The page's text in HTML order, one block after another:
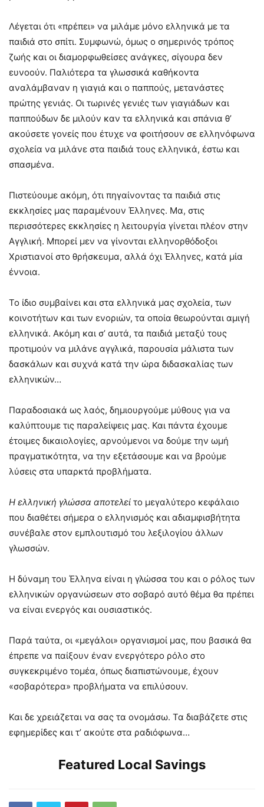
Λέγεται ότι «πρέπει» να μιλάμε μόνο ελληνικά με τα
παιδιά στο σπίτι. Συμφωνώ, όμως ο σημερινός τρόπος
ζωής και οι διαμορφωθείσες ανάγκες, σίγουρα δεν
ευνοούν. Παλιότερα τα γλωσσικά καθήκοντα
αναλάμβαναν η γιαγιά και ο παππούς, μετανάστες
πρώτης γενιάς. Οι τωρινές γενιές των γιαγιάδων και
παππούδων δε μιλούν καν τα ελληνικά και σπάνια θ’
ακούσετε γονείς που έτυχε να φοιτήσουν σε ελληνόφωνα
σχολεία να μιλάνε στα παιδιά τους ελληνικά, έστω και
σπασμένα.
Πιστεύουμε ακόμη, ότι πηγαίνοντας τα παιδιά στις
εκκλησίες μας παραμένουν Έλληνες. Μα, στις
περισσότερες εκκλησίες η λειτουργία γίνεται πλέον στην
Αγγλική. Μπορεί μεν να γίνονται ελληνορθόδοξοι
Χριστιανοί στο θρήσκευμα, αλλά όχι Έλληνες, κατά μία
έννοια.
Το ίδιο συμβαίνει και στα ελληνικά μας σχολεία, των
κοινοτήτων και των ενοριών, τα οποία θεωρούνται αμιγή
ελληνικά. Ακόμη και σ’ αυτά, τα παιδιά μεταξύ τους
προτιμούν να μιλάνε αγγλικά, παρουσία μάλιστα των
δασκάλων και συχνά κατά την ώρα διδασκαλίας των
ελληνικών…
Παραδοσιακά ως λαός, δημιουργούμε μύθους για να
καλύπτουμε τις παραλείψεις μας. Και πάντα έχουμε
έτοιμες δικαιολογίες, αρνούμενοι να δούμε την ωμή
πραγματικότητα, να την εξετάσουμε και να βρούμε
λύσεις στα υπαρκτά προβλήματα.
Η ελληνική γλώσσα αποτελεί το μεγαλύτερο κεφάλαιο
που διαθέτει σήμερα ο ελληνισμός και αδιαμφισβήτητα
συνέβαλε στον εμπλουτισμό του λεξιλογίου άλλων
γλωσσών.
Η δύναμη του Έλληνα είναι η γλώσσα του και ο ρόλος των
ελληνικών οργανώσεων στο σοβαρό αυτό θέμα θα πρέπει
να είναι ενεργός και ουσιαστικός.
Παρά ταύτα, οι «μεγάλοι» οργανισμοί μας, που βασικά θα
έπρεπε να παίξουν έναν ενεργότερο ρόλο στο
συγκεκριμένο τομέα, όπως διαπιστώνουμε, έχουν
«σοβαρότερα» προβλήματα να επιλύσουν.
Και δε χρειάζεται να σας τα ονομάσω. Τα διαβάζετε στις
εφημερίδες και τ’ ακούτε στα ραδιόφωνα…
Featured Local Savings